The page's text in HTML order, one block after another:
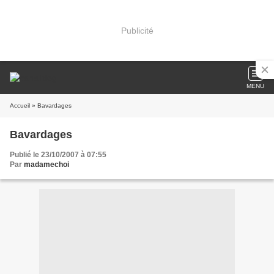
Publicité
MENU
Accueil » Bavardages
Bavardages
Publié le 23/10/2007 à 07:55
Par madamechoi